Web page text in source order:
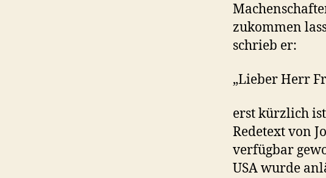
zukommen
schrieb er:
„Lieber Herr
erst kürzlich
Redetext von
verfügbar
USA wurde